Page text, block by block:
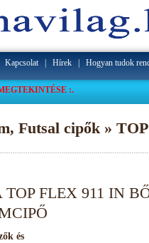
Kapcsolat| Hírek| Hogyan tudok
:.
Futsal cipők »
TOP FLEX 911 IN